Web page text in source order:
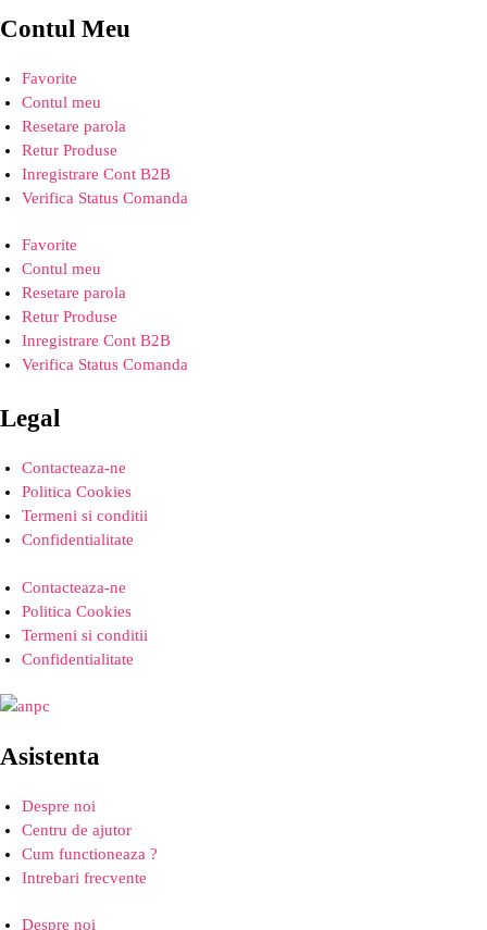
Contul Meu
Favorite
Contul meu
Resetare parola
Retur Produse
Inregistrare Cont B2B
Verifica Status Comanda
Favorite
Contul meu
Resetare parola
Retur Produse
Inregistrare Cont B2B
Verifica Status Comanda
Legal
Contacteaza-ne
Politica Cookies
Termeni si conditii
Confidentialitate
Contacteaza-ne
Politica Cookies
Termeni si conditii
Confidentialitate
Asistenta
Despre noi
Centru de ajutor
Cum functioneaza ?
Intrebari frecvente
Despre noi